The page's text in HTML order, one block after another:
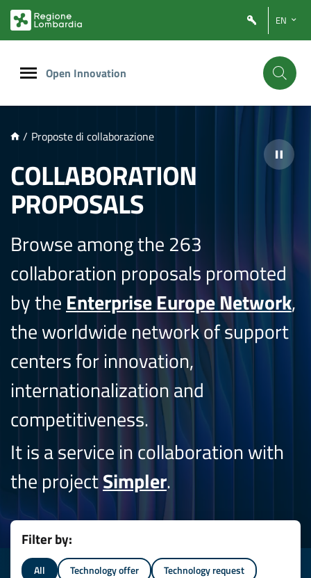
PRINCIPALE
EN
Open Innovation
/ Proposte di collaborazione
COLLABORATION
PROPOSALS
Browse among the 263
collaboration proposals promoted
by the Enterprise Europe Network,
the worldwide network of support
centers for innovation,
internationalization and
competitiveness.
It is a service in collaboration with
the projectSimpler.
Filter by:
All Technology offer
Technology request